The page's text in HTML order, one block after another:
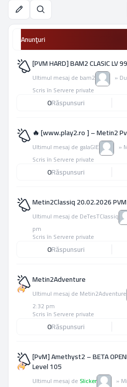
Căutare
Anunţuri
[PVM HARD] BAM2 CLASIC LV 99
Ultimul mesaj de bam2 »
Scris în Servere private
0Răspunsuri
🔥 [www.play2.ro ] – Metin2
Ultimul mesaj de galaGIE »
Scris în Servere private
0Răspunsuri
Metin2Classiq 20.02.2026 PVM
Ultimul mesaj de DeTesTClassiq
pm
Scris în Servere private
0Răspunsuri
Metin2Adventure
Ultimul mesaj de Metin2Adventure
2:32 pm
Scris în Servere private
0Răspunsuri
[PvM] Amethyst2 – BETA
Level 105
Ultimul mesaj deSlicker »